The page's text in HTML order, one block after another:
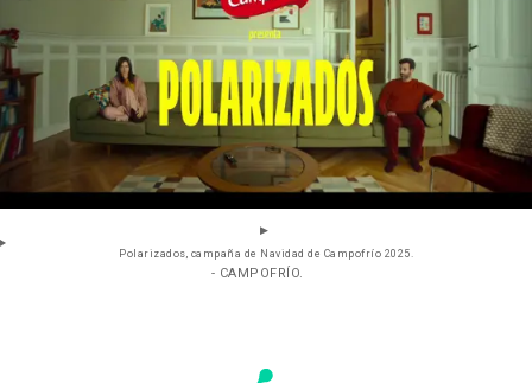
Polarizados, campaña de Navidad de Campofrío 2025.
- CAMPOFRÍO.